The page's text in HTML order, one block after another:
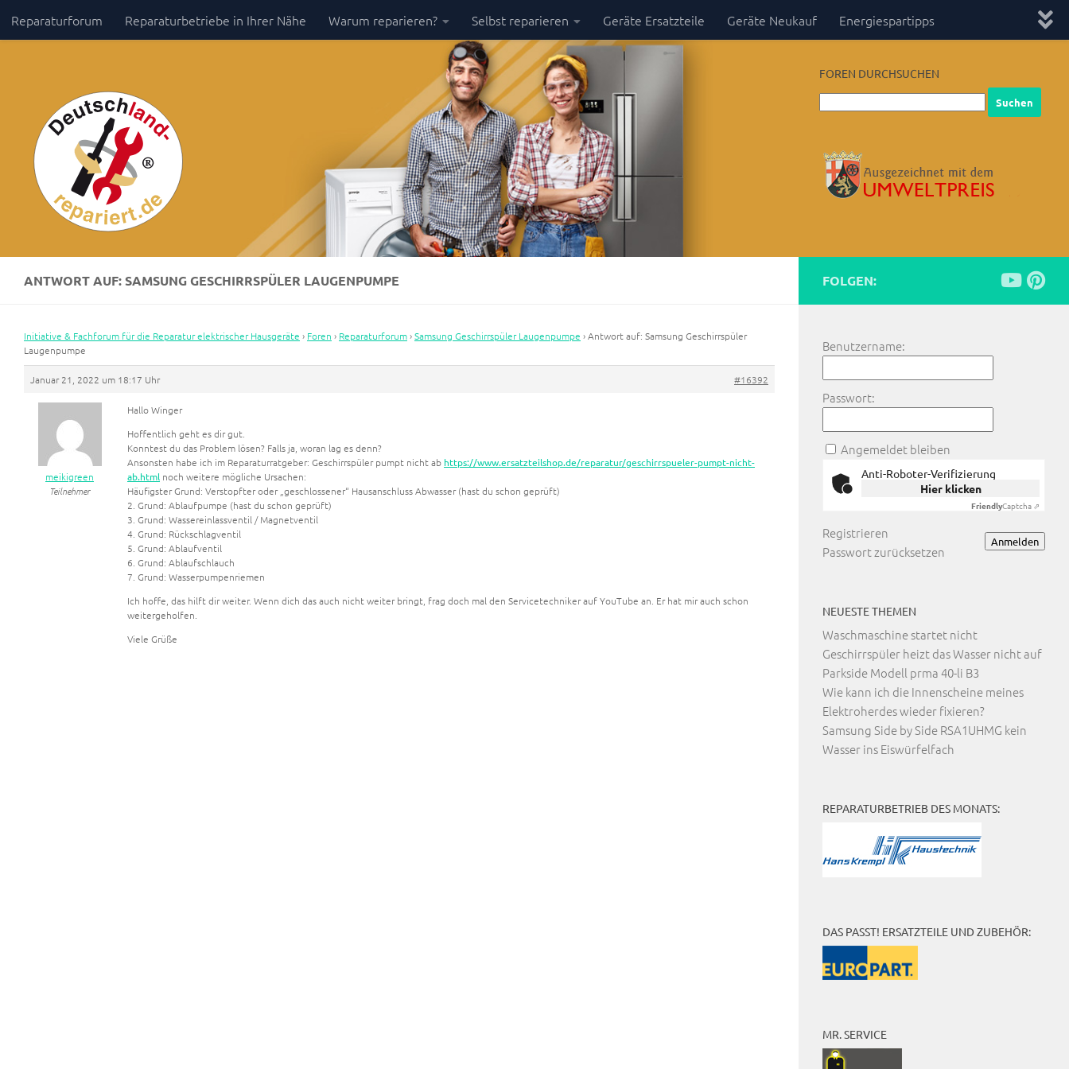
Zum Inhalt springen
Reparaturforum Reparaturbetriebe in Ihrer Nähe Warum reparieren? Selbst reparieren Geräte Ersatzteile Geräte Neukauf Energiespartipps
FOREN DURCHSUCHEN
ANTWORT AUF: SAMSUNG GESCHIRRSPÜLER LAUGENPUMPE
Initiative & Fachforum für die Reparatur elektrischer Hausgeräte › Foren › Reparaturforum›Samsung Geschirrspüler Laugenpumpe ›Antwort auf: Samsung Geschirrspüler
Laugenpumpe
Januar 21, 2022 um 18:17 Uhr #16392
meikigreen
Teilnehmer
Hallo Winger
Hoffentlich geht es dir gut.
Konntest du das Problem lösen? Falls ja, woran lag es denn?
Ansonsten habe ich im Reparaturratgeber: Geschirrspüler pumpt nicht ab https://www.ersatzteilshop.de/reparatur/geschirrspueler-pumpt-nicht-
ab.html noch weitere mögliche Ursachen:
Häufigster Grund: Verstopfter oder „geschlossener“ Hausanschluss Abwasser (hast du schon geprüft)
2. Grund: Ablaufpumpe (hast du schon geprüft)
3. Grund: Wassereinlassventil / Magnetventil
4. Grund: Rückschlagventil
5. Grund: Ablaufventil
6. Grund: Ablaufschlauch
7. Grund: Wasserpumpenriemen
Ich hoffe, das hilft dir weiter. Wenn dich das auch nicht weiter bringt, frag doch mal den Servicetechniker auf YouTube an. Er hat mir auch schon
weitergeholfen.
Viele Grüße
FOLGEN:
Benutzername:
Passwort:
Angemeldet bleiben
Anti-Roboter-Verifizierung
Hier klicken
FriendlyCaptcha ⇗
Anmelden
Registrieren
Passwort zurücksetzen
NEUESTE THEMEN
Waschmaschine startet nicht
Geschirrspüler heizt das Wasser nicht auf
Parkside Modell prma 40-li B3
Wie kann ich die Innenscheine meines
Elektroherdes wieder fixieren?
Samsung Side by Side RSA1UHMG kein
Wasser ins Eiswürfelfach
REPARATURBETRIEB DES MONATS:
DAS PASST! ERSATZTEILE UND ZUBEHÖR:
MR. SERVICE